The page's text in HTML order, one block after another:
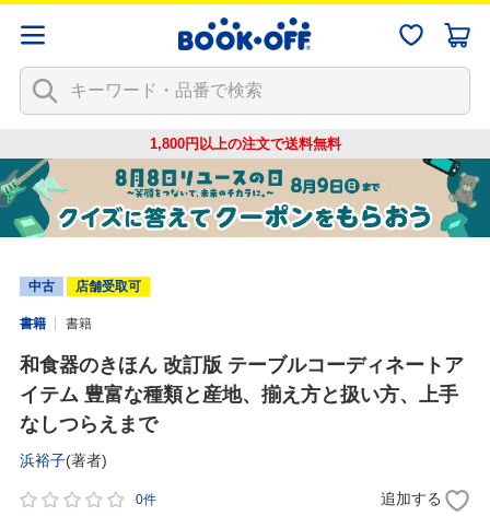
1,800円以上の注文で送料無料
中古 店舗受取可
書籍 書籍
和食器のきほん 改訂版 テーブルコーディネートア
イテム 豊富な種類と産地、揃え方と扱い方、上手
なしつらえまで
浜裕子(著者)
0件 追加する